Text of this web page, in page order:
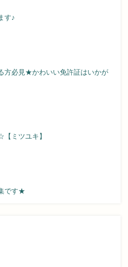
す♪
方必見★かわいい免許証はいかが
ミツユキ】
です★